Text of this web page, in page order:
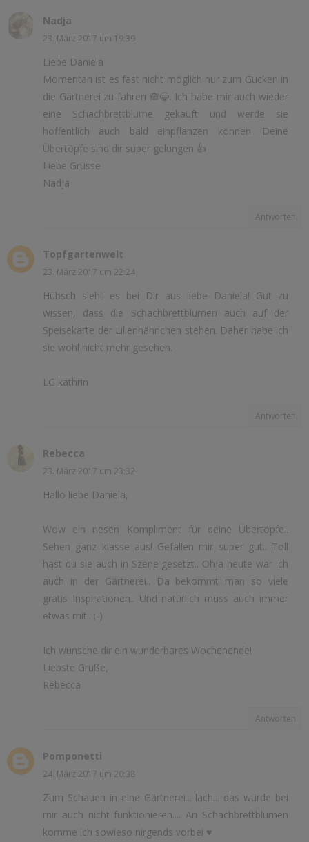
Nadja
23. März 2017 um 19:39
Liebe Daniela
Momentan ist es fast nicht möglich nur zum Gucken in
die Gärtnerei zu fahren 🙈😁. Ich habe mir auch wieder
eine Schachbrettblume gekauft und werde sie
hoffentlich auch bald einpflanzen können. Deine
Übertöpfe sind dir super gelungen 👍
Liebe Grüsse
Nadja
Antworten
Topfgartenwelt
23. März 2017 um 22:24
Hübsch sieht es bei Dir aus liebe Daniela! Gut zu
wissen, dass die Schachbrettblumen auch auf der
Speisekarte der Lilienhähnchen stehen. Daher habe ich
sie wohl nicht mehr gesehen.
LG kathrin
Antworten
Rebecca
23. März 2017 um 23:32
Hallo liebe Daniela,
Wow ein riesen Kompliment für deine Übertöpfe..
Sehen ganz klasse aus! Gefallen mir super gut.. Toll
hast du sie auch in Szene gesetzt.. Ohja heute war ich
auch in der Gärtnerei.. Da bekommt man so viele
gratis Inspirationen.. Und natürlich muss auch immer
etwas mit.. ;-)
Ich wünsche dir ein wunderbares Wochenende!
Liebste Grüße,
Rebecca
Antworten
Pomponetti
24. März 2017 um 20:38
Zum Schauen in eine Gärtnerei... lach... das würde bei
mir auch nicht funktionieren.... An Schachbrettblumen
komme ich sowieso nirgends vorbei ♥